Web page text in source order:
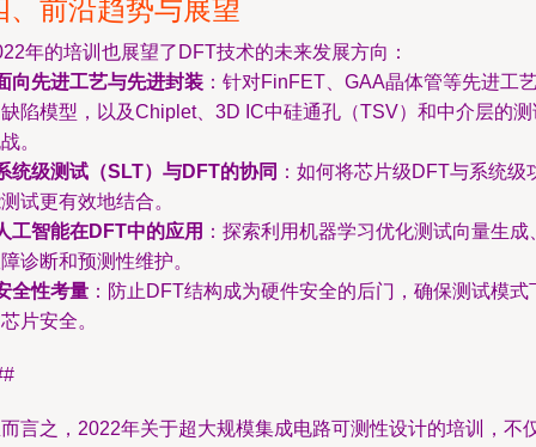
、前沿趋势与展望
年的培训也展望了DFT技术的未来发展方向：
向先进工艺与先进封装 ：针对FinFET、GAA晶体管等先进工
陷模型，以及Chiplet、3D IC中硅通孔（TSV）和中介层的测
。
统级测试（SLT）与DFT的协同 ：如何将芯片级DFT与系统级
试更有效地结合。
工智能在DFT中的应用 ：探索利用机器学习优化测试向量生成
诊断和预测性维护。
全性考量 ：防止DFT结构成为硬件安全的后门，确保测试模式
片安全。
言之，2022年关于超大规模集成电路可测性设计的培训，不